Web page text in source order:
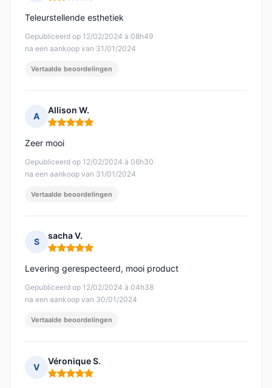
Gepubliceerd op 12/02/2024 à 08h49
na een aankoop van 31/01/2024
Teleurstellende esthetiek
Vertaalde beoordelingen
A
Allison W.
Opmerking: 5 van 5
Gepubliceerd op 12/02/2024 à 06h30
na een aankoop van 31/01/2024
Zeer mooi
Vertaalde beoordelingen
S
sacha V.
Opmerking: 5 van 5
Gepubliceerd op 12/02/2024 à 04h38
na een aankoop van 30/01/2024
Levering gerespecteerd, mooi product
Vertaalde beoordelingen
V
Véronique S.
Opmerking: 5 van 5